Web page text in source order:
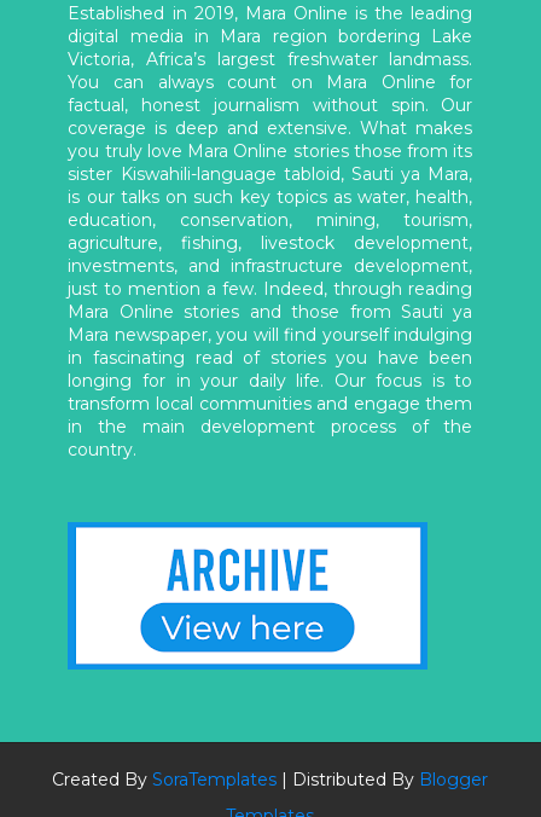
Established in 2019, Mara Online is the leading
digital media in Mara region bordering Lake
Victoria, Africa’s largest freshwater landmass.
You can always count on Mara Online for
factual, honest journalism without spin. Our
coverage is deep and extensive. What makes
you truly love Mara Online stories those from its
sister Kiswahili-language tabloid, Sauti ya Mara,
is our talks on such key topics as water, health,
education, conservation, mining, tourism,
agriculture, fishing, livestock development,
investments, and infrastructure development,
just to mention a few. Indeed, through reading
Mara Online stories and those from Sauti ya
Mara newspaper, you will find yourself indulging
in fascinating read of stories you have been
longing for in your daily life. Our focus is to
transform local communities and engage them
in the main development process of the
country.
Created BySoraTemplates | Distributed By Blogger